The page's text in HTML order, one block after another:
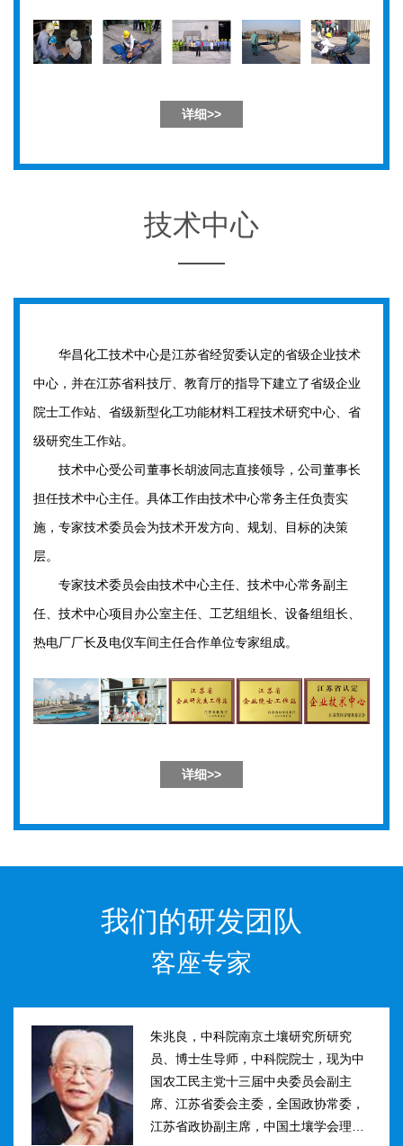
详细>>
技术中心
华昌化工技术中心是江苏省经贸委认定的省级企业技术
中心，并在江苏省科技厅、教育厅的指导下建立了省级企业
院士工作站、省级新型化工功能材料工程技术研究中心、省
级研究生工作站。
技术中心受公司董事长胡波同志直接领导，公司董事长
担任技术中心主任。具体工作由技术中心常务主任负责实
施，专家技术委员会为技术开发方向、规划、目标的决策
层。
专家技术委员会由技术中心主任、技术中心常务副主
任、技术中心项目办公室主任、工艺组组长、设备组组长、
热电厂厂长及电仪车间主任合作单位专家组成。
详细>>
我们的研发团队
客座专家
朱兆良，中科院南京土壤研究所研究
员、博士生导师，中科院院士，现为中
国农工民主党十三届中央委员会副主
席、江苏省委会主委，全国政协常委，
江苏省政协副主席，中国土壤学会理事